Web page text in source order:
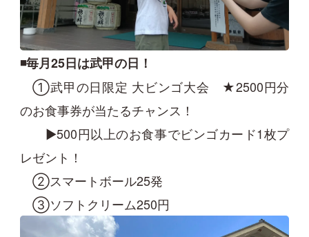
◾️毎月25日は武甲の日！
①武甲の日限定 大ビンゴ大会 ★2500円分
のお食事券が当たるチャンス！
▶500円以上のお食事でビンゴカード1枚プ
レゼント！
②スマートボール25発
③ソフトクリーム250円